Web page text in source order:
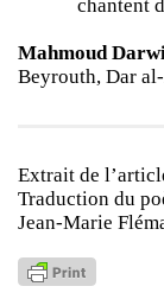
chantent
Mahmoud
Beyrouth, Dar
Extrait de
Traduction du
Jean-Marie